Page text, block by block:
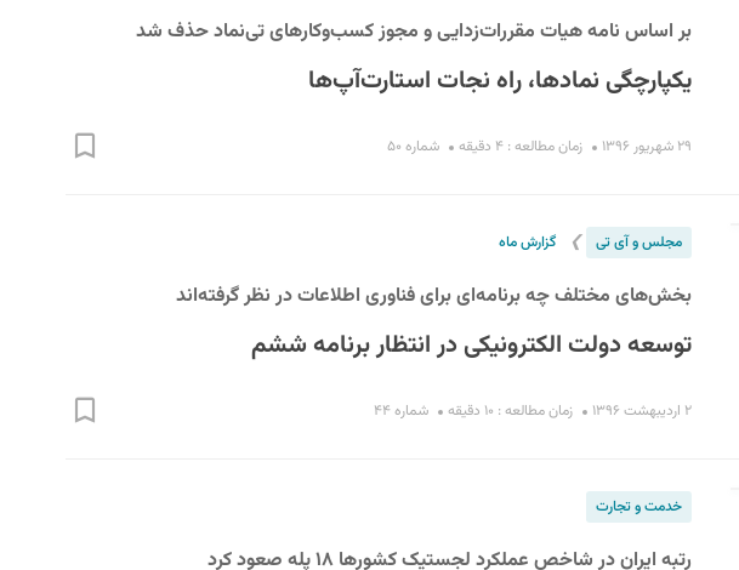
بر اساس نامه هیات مقررات‌زدایی و مجوز کسب‌وکارهای تی‌نماد حذف شد
یکپارچگی نمادها، راه نجات استارت‌آپ‌ها
۲۹ شهریور ۱۳۹۶ زمان مطالعه : ۴ دقیقه شماره ۵۰
مجلس و آی تی ❯ گزارش ماه
بخش‌های مختلف چه برنامه‌ای برای فناوری اطلاعات در نظر گرفته‌اند
توسعه دولت الکترونیکی در انتظار برنامه ششم
۲ اردیبهشت ۱۳۹۶ زمان مطالعه : ۱۰ دقیقه شماره ۴۴
خدمت و تجارت
رتبه ایران در شاخص عملکرد لجستیک کشورها ۱۸ پله صعود کرد